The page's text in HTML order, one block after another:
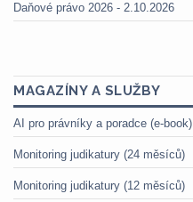
Daňové právo 2026 - 2.10.2026
MAGAZÍNY A SLUŽBY
AI pro právníky a poradce (e-book)
Monitoring judikatury (24 měsíců)
Monitoring judikatury (12 měsíců)